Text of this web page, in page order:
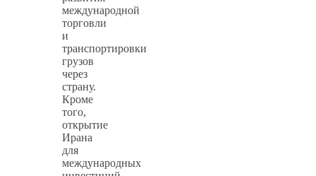
международной
торговли
и
транспортировки
грузов
через
страну.
Кроме
того,
открытие
Ирана
для
международных